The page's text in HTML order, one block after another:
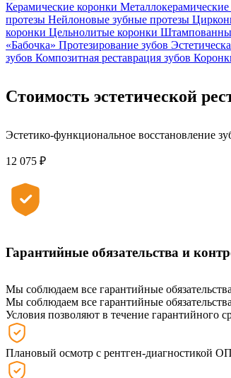
Керамические коронки
протезы Нейлоновые зубные протезы
коронки Цельнолитые коронки
«Бабочка» Протезирование зубов
зубов Композитная реставрация зубов
Стоимость эстетической
Эстетико-функциональное восстановление
12 075 ₽
Гарантийные обязательства и
Мы соблюдаем все гарантийные
Мы соблюдаем все гарантийные
Условия позволяют в течение гарантийного
Плановый осмотр с рентген-диагностикой